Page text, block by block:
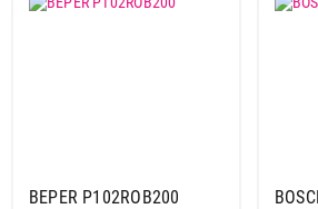
BEPER P102ROB200